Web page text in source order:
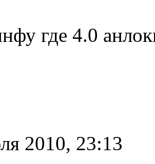
где 4.0
2010, 23:13